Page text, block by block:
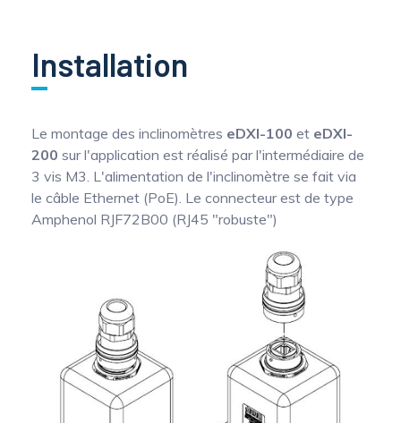
Installation
Le montage des inclinomètres eDXI-100 et eDXI-
200 sur l'application est réalisé par l'intermédiaire de
3 vis M3. L'alimentation de l'inclinomètre se fait via
le câble Ethernet (PoE). Le connecteur est de type
Amphenol RJF72B00 (RJ45 "robuste")